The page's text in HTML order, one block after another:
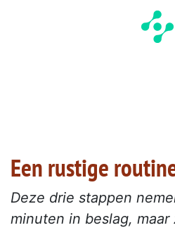
Een rustige
Deze drie stappen
minuten in beslag,